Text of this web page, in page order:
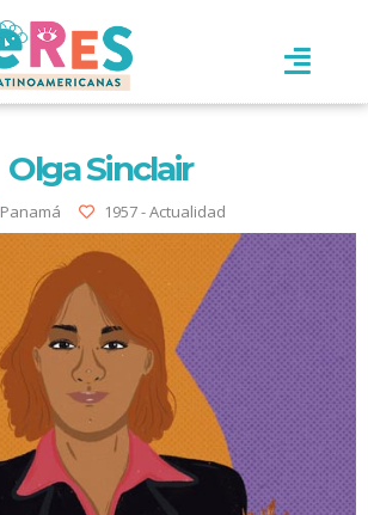
Olga Sinclair
Panamá 1957 - Actualidad